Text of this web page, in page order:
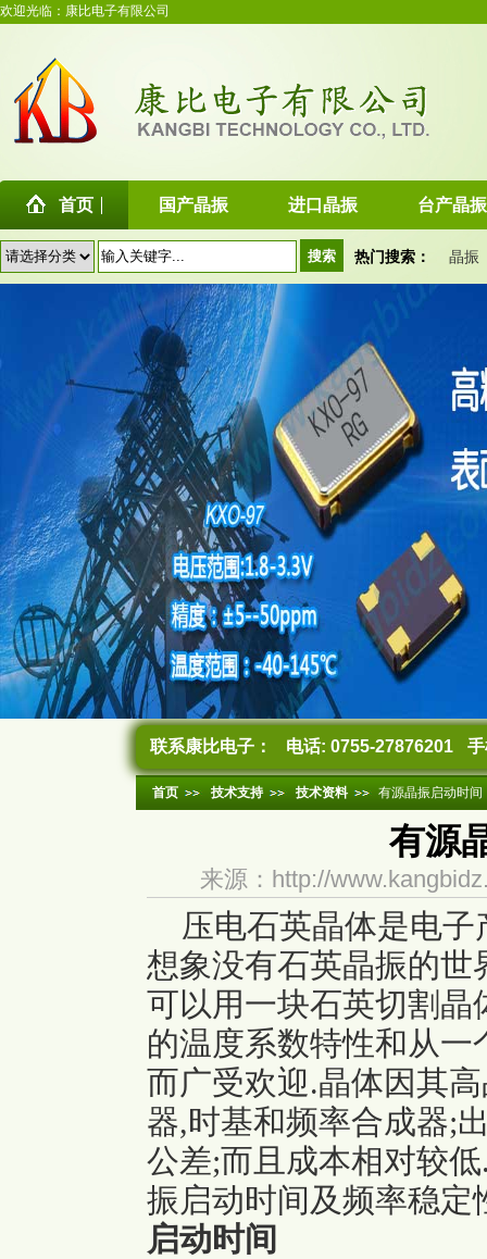
欢迎光临：康比电子有限公司
首页 国产晶振 进口晶振 台产晶振
热门搜索： 晶振
联系康比电子： 电话: 0755-27876201
首页 技术支持 技术资料 有源晶振启动时间
有源
来源：http://
压电石英晶体是电
想象没有石英晶振的世
可以用一块石英切割晶
的温度系数特性和从
而广受欢迎.晶体因其
器,时基和频率合成器;
公差;而且成本相对较
振启动时间及频率稳定
启动时间